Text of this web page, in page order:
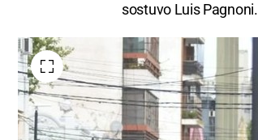
sostuvo Luis Pagnoni.